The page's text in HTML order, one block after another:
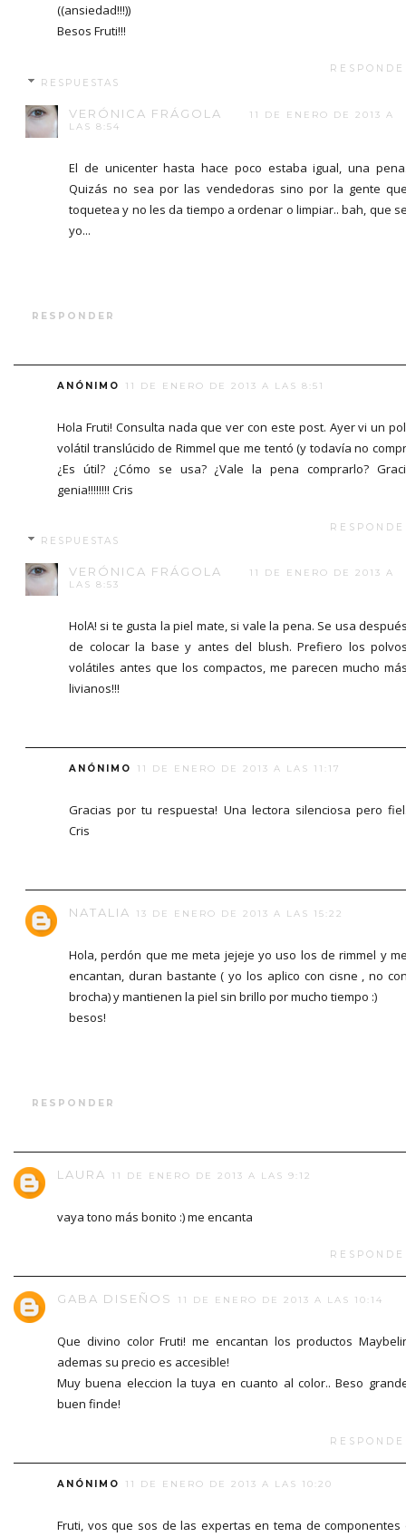
((ansiedad!!!))
Besos Fruti!!!
RESPUESTAS
VERÓNICA FRÁGOLA
11 DE ENERO DE 2013 A
LAS 8:54
El de unicenter hasta hace poco estaba igual, una
Quizás no sea por las vendedoras sino por la gente
toquetea y no les da tiempo a ordenar o limpiar.. bah, que
yo...
RESPONDER
ANÓNIMO 11 DE ENERO DE 2013 A LAS 8:51
Hola Fruti! Consulta nada que ver con este post. Ayer vi un
volátil translúcido de Rimmel que me tentó (y todavía no
¿Es útil? ¿Cómo se usa? ¿Vale la pena comprarlo?
genia!!!!!!!! Cris
RESPUESTAS
VERÓNICA FRÁGOLA
11 DE ENERO DE 2013 A
LAS 8:53
HolA! si te gusta la piel mate, si vale la pena. Se usa
de colocar la base y antes del blush. Prefiero los
volátiles antes que los compactos, me parecen mucho
livianos!!!
ANÓNIMO 11 DE ENERO DE 2013 A LAS 11:17
Gracias por tu respuesta! Una lectora silenciosa pero
Cris
NATALIA 13 DE ENERO DE 2013 A LAS 15:22
Hola, perdón que me meta jejeje yo uso los de rimmel y
encantan, duran bastante ( yo los aplico con cisne , no
brocha) y mantienen la piel sin brillo por mucho tiempo :)
besos!
RESPONDER
LAURA 11 DE ENERO DE 2013 A LAS 9:12
vaya tono más bonito :) me encanta
GABA DISEÑOS 11 DE ENERO DE 2013 A LAS 10:14
Que divino color Fruti! me encantan los productos
ademas su precio es accesible!
Muy buena eleccion la tuya en cuanto al color.. Beso
buen finde!
ANÓNIMO 11 DE ENERO DE 2013 A LAS 10:20
Fruti, vos que sos de las expertas en tema de componentes